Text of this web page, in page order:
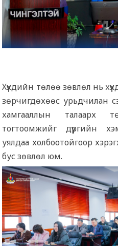
Хүүхдийн төлөө зөвлөл нь
зөрчигдөхөөс урьдчилан
хамгааллын талаарх
тогтоомжийг дүүргийн
уялдаа холбоотойгоор
бус зөвлөл юм.